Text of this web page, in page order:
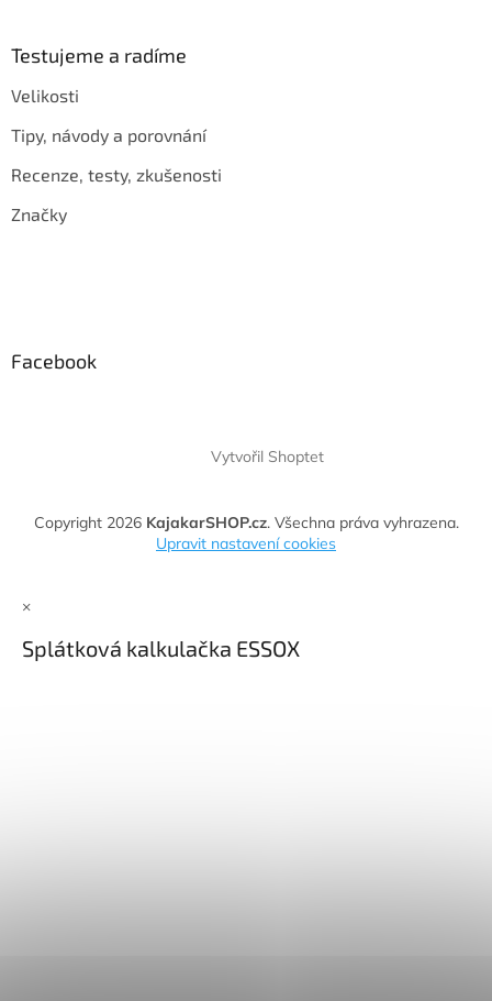
Testujeme a radíme
Velikosti
Tipy, návody a porovnání
Recenze, testy, zkušenosti
Značky
Facebook
Vytvořil Shoptet
Copyright 2026 KajakarSHOP.cz. Všechna práva vyhrazena.
Upravit nastavení cookies
×
Splátková kalkulačka ESSOX